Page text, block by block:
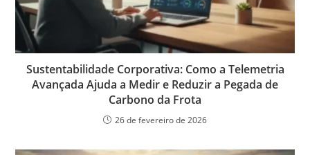
Sustentabilidade Corporativa: Como a Telemetria
Avançada Ajuda a Medir e Reduzir a Pegada de
Carbono da Frota
26 de fevereiro de 2026